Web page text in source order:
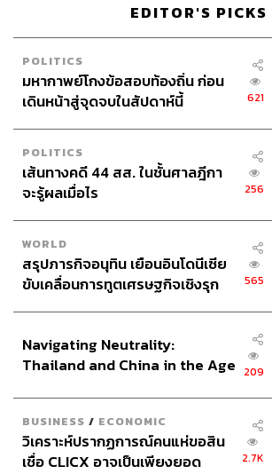
ตอกย้ำความเป็นศิริราชที่ ‘พร้อม’ (Ready)
การบริการให้มากยิ่งขึ้น
“ศิริราชพร้อมมาตั้งแต่วันแรกที่เริ่มก่อตั้ง
เปลี่ยนไปตามห้วงเวลาและบริบทที่ต่างกัน
องค์ความรู้แพทย์แผนโบราณ จนกระทั่งเ
มาถึงจุดที่สมเด็จพระมหิตลาธิเบศร อดุลยเ
ราชชนกทรงสนพระทัยการแพทย์และกา
ที่สุดก็ตกลงพระทัยที่จะทรงช่วยปรับปรุงก
Public Health, Harvard Medical School
พระองค์ยังทรงเป็นผู้แทนรัฐบาลไทยในกา
ร็อคกี้เฟลเลอร์เป็นผลสำเร็จ จนสามารถน
ไปศึกษาที่ต่างประเทศในสาขาการแพทย์
พยาบาล และในแขนงวิชาเตรียมแพทย์ต่า
อาจารย์จากต่างประเทศที่มีความรู้ด้านก
รากฐานหลักสูตรแพทย์ให้เข้มแข็ง ทำให้
ทางการแพทย์สมัยใหม่เทียบเท่าระดับนา
แพทยศาสตร์ศึกษาที่มั่นคงทั้งก่อนและหลั
ที่สุดคือความเป็นอยู่ที่ดีขึ้นของประชาชน
รักษาที่มีประสิทธิภาพและเครื่องมือทาง
EDITOR'S PICKS
POLITICS
มหากาพย์โกงข้อสอบท้องถิ่น ก่อน
เดินหน้าสู่จุดจบในสัปดาห์นี้
621
POLITICS
เส้นทางคดี 44 สส. ในชั้นศาลฎีกา
จะรู้ผลเมื่อไร
256
WORLD
สรุปภารกิจอนุทิน เยือนอินโดนีเซีย
ขับเคลื่อนการทูตเศรษฐกิจเชิงรุก
565
Navigating Neutrality:
Thailand and China in the Age
209
BUSINESS / ECONOMIC
วิเคราะห์ปรากฏการณ์คนแห่ขอสิน
เชื่อ CLICX อาจเป็นเพียงยอด
2.7K